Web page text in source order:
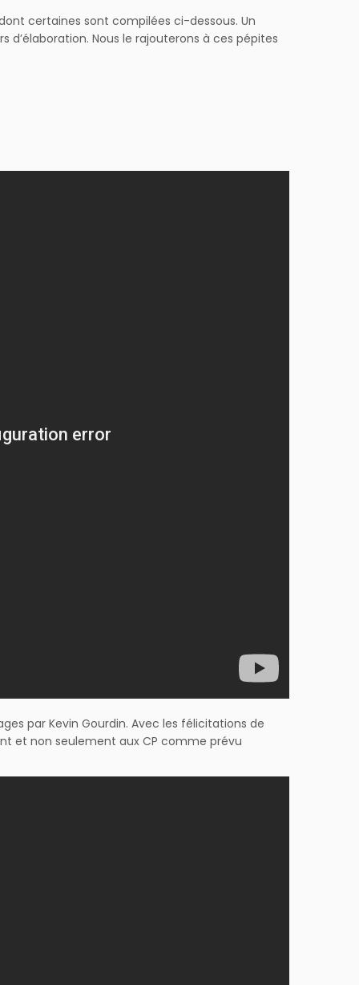
certaines sont compilées ci-dessous. Un
Nous le rajouterons à ces pépites
par Kevin Gourdin. Avec les félicitations de
et non seulement aux CP comme prévu